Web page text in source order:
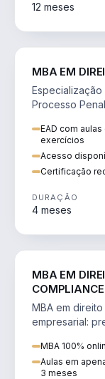
12 meses
MBA EM
Processo
EAD com
exercícios
Acesso
Certificação
DURAÇÃO
4 meses
MBA EM
MBA em
empresarial:
MBA 100%
Aulas em
3 meses